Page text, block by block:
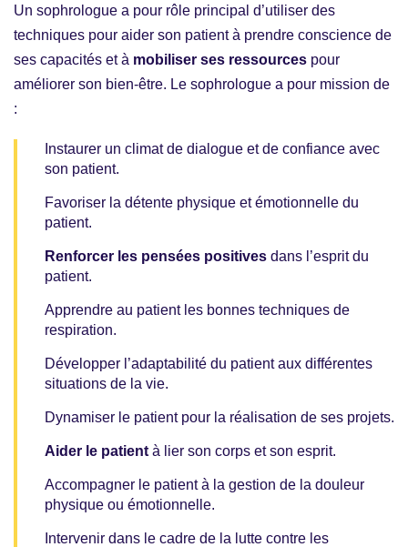
Un sophrologue a pour rôle principal d’utiliser des
techniques pour aider son patient à prendre conscience de
ses capacités et à mobiliser ses ressources pour
améliorer son bien-être. Le sophrologue a pour mission de
:
Instaurer un climat de dialogue et de confiance avec
son patient.
Favoriser la détente physique et émotionnelle du
patient.
Renforcer les pensées positives dans l’esprit du
patient.
Apprendre au patient les bonnes techniques de
respiration.
Développer l’adaptabilité du patient aux différentes
situations de la vie.
Dynamiser le patient pour la réalisation de ses projets.
Aider le patient à lier son corps et son esprit.
Accompagner le patient à la gestion de la douleur
physique ou émotionnelle.
Intervenir dans le cadre de la lutte contre les